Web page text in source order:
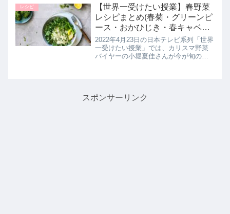
で詳しく紹介します。>>バゲット記事
一覧はこちら▼同日に紹介さ...
レシピ
【世界一受けたい授業】春野菜
レシピまとめ(春菊・グリーンピ
ース・おかひじき・春キャベツ
など)4月23日
2022年4月23日の日本テレビ系列「世界
一受けたい授業」では、カリスマ野菜
バイヤーの小堀夏佳さんが今が旬の春
スポンサーリンク